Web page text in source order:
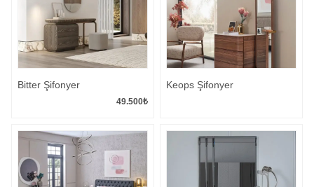
Bitter Şifonyer
49.500₺
Keops Şifonyer